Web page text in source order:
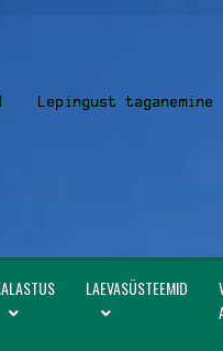
Lepingust taganemine
LAEVASÜSTEEMID